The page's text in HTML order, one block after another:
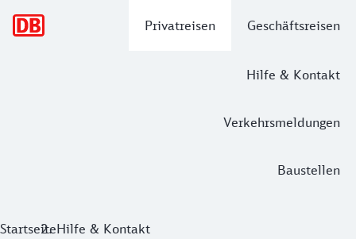
Privatreisen Geschäftsreisen
Hilfe & Kontakt
Verkehrsmeldungen
Baustellen
StartseiteHilfe & Kontakt